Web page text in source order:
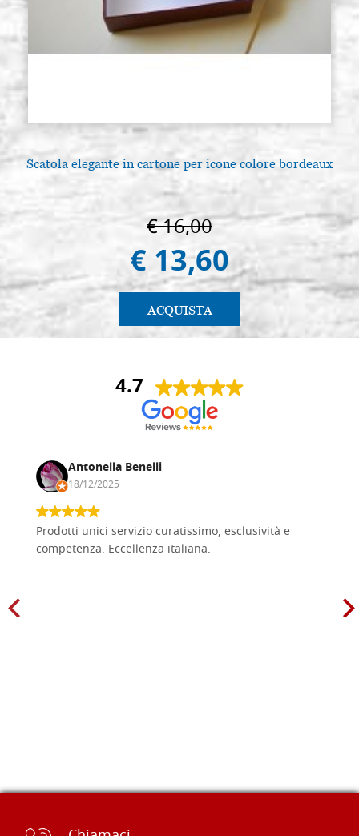
Scatola elegante in cartone per icone colore bordeaux
€ 16,00
€ 13,60
ACQUISTA
4.7
Antonella Benelli
18/12/2025
Prodotti unici servizio curatissimo, esclusività e
competenza. Eccellenza italiana.